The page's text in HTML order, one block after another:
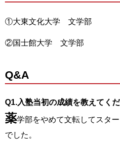
①大東文化大学 文学部
②国士館大学 文学部
Q&A
Q1.入塾当初の成績を教えてくだ
薬学部をやめて文転してスタ
でした。